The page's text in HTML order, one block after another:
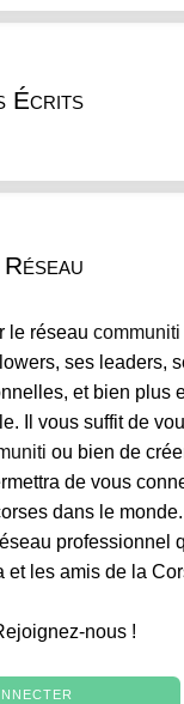
Écrits
le réseau communiti
ses leaders,
et bien plus
Il vous suffit de
ou bien de
de vous
dans le monde.
professionnel
et les amis de la
nous !